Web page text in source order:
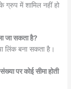
ग्रुप में शामिल नहीं हो
जा सकता है?
लिंक बना सकता है।
पर कोई सीमा होती